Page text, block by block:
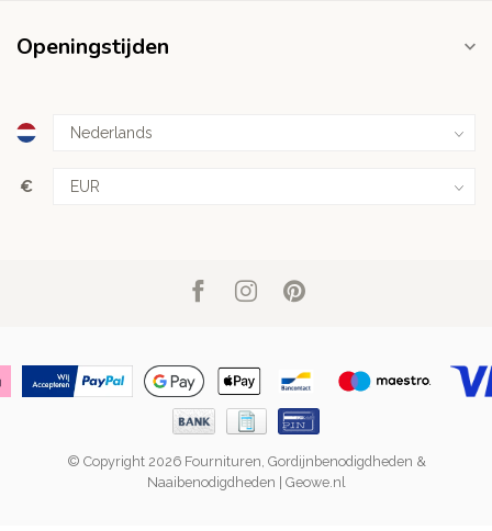
Openingstijden
€
© Copyright 2026 Fournituren, Gordijnbenodigdheden &
Naaibenodigdheden | Geowe.nl